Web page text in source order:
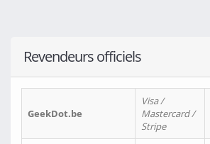
Revendeurs officiels
GeekDot.be
Visa /
Mastercard /
Stripe